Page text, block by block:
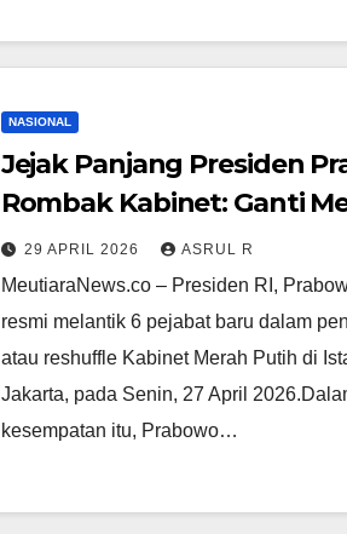
NASIONAL
Jejak Panjang Presiden
Rombak Kabinet: Ganti
Saintek sampai Geser
Lingkungan Hidup
29 APRIL 2026 ASRUL R
MeutiaraNews.co – Presiden RI,
resmi melantik 6 pejabat baru dalam
atau reshuffle Kabinet Merah Putih di
Jakarta, pada Senin, 27 April
kesempatan itu, Prabowo…